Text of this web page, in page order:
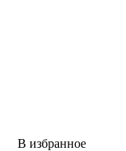
В избранное